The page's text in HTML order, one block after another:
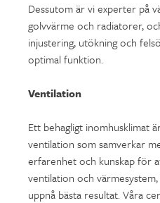
Dessutom är vi experter på
golvvärme och radiatorer,
injustering, utökning och
optimal funktion.
Ventilation
Ett behagligt inomhusklimat
ventilation som samverkar
erfarenhet och kunskap för
ventilation och
uppnå bästa resultat. Våra